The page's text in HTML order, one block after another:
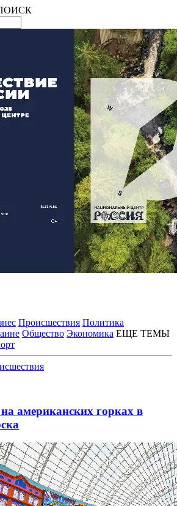
Происшествия Политика
Общество Экономика ЕЩЕ ТЕМЫ
американских горках в